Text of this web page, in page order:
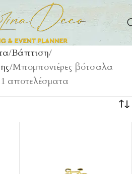
Βάπτιση
Μπομπονιέρες βότσαλα
αποτελέσματα